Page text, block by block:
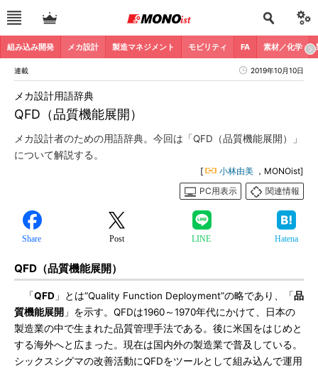
組み込み開発 メカ設計 製造マネジメント モビリティ FA 素材／化学
連載 2019年10月10日
QFD（品質機能展開）
メカ設計用語辞典
メカ設計者のための用語辞典。今回は「QFD（品質機能展開）」
について解説する。
[ 小林由美 ，MONOist]
PC用表示
関連情報
Share Post LINE Hatena
QFD（品質機能展開）
「QFD 」とは“Quality Function Deployment”の略であり、「品
質機能展開 」を示す。QFDは1960～1970年代にかけて、日本の
製造業の中で生まれた品質管理手法である。後に米国をはじめと
する海外へと広まった。現在は国内外の製造業で普及している。
シックスシグマの改善活動にQFDをツールとして組み込んで運用